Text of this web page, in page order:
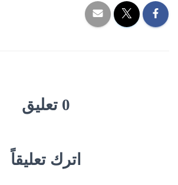
0 تعليق
اترك تعليقاً